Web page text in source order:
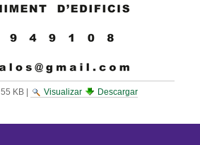
55 KB| Visualizar Descargar